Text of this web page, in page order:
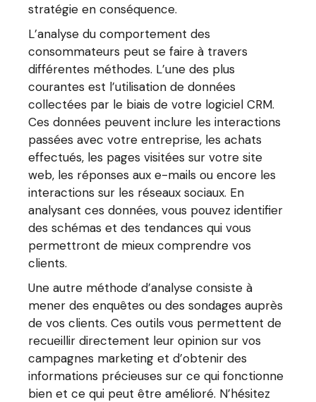
stratégie en conséquence.
L’analyse du comportement des
consommateurs peut se faire à travers
différentes méthodes. L’une des plus
courantes est l’utilisation de données
collectées par le biais de votre logiciel CRM.
Ces données peuvent inclure les interactions
passées avec votre entreprise, les achats
effectués, les pages visitées sur votre site
web, les réponses aux e-mails ou encore les
interactions sur les réseaux sociaux. En
analysant ces données, vous pouvez identifier
des schémas et des tendances qui vous
permettront de mieux comprendre vos
clients.
Une autre méthode d’analyse consiste à
mener des enquêtes ou des sondages auprès
de vos clients. Ces outils vous permettent de
recueillir directement leur opinion sur vos
campagnes marketing et d’obtenir des
informations précieuses sur ce qui fonctionne
bien et ce qui peut être amélioré. N’hésitez